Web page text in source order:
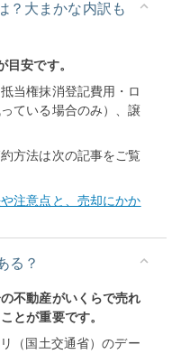
？大まかな内訳も
安です。
当権抹消登記費用・ロ
ている場合のみ）、譲
方法は次の記事をご覧
注意点と、売却にかか
る？
不動産がいくらで売れ
とが重要です。
（国土交通省）のデー